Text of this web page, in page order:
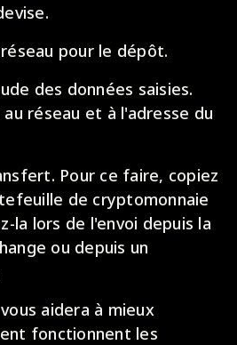
pour le dépôt.
des données saisies.
réseau et à l'adresse du
Pour ce faire, copiez
de cryptomonnaie
la lors de l'envoi depuis la
ou depuis un
aidera à mieux
fonctionnent les